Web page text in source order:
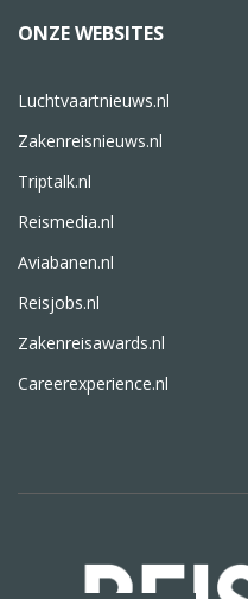
ONZE WEBSITES
Luchtvaartnieuws.nl
Zakenreisnieuws.nl
Triptalk.nl
Reismedia.nl
Aviabanen.nl
Reisjobs.nl
Zakenreisawards.nl
Careerexperience.nl